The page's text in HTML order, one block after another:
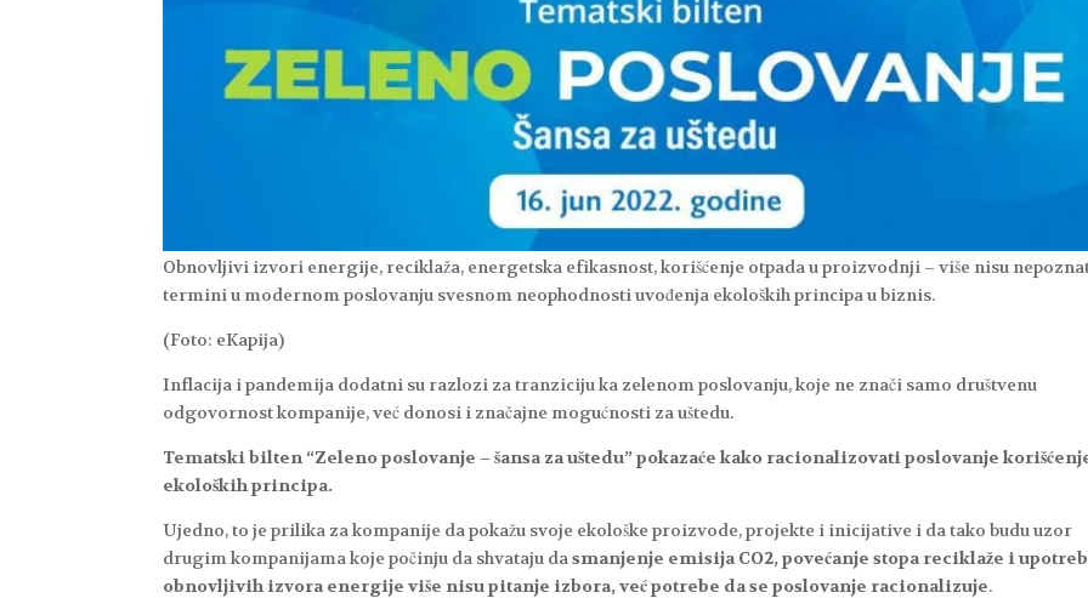
Obnovljivi izvori energije, reciklaža, energetska efikasnost, korišćenje otpada u proizvodnji – više nisu
termini u modernom poslovanju svesnom neophodnosti uvođenja ekoloških principa u biznis.
(Foto: eKapija)
Inflacija i pandemija dodatni su razlozi za tranziciju ka zelenom poslovanju, koje ne znači samo društvenu
odgovornost kompanije, već donosi i značajne mogućnosti za uštedu.
Tematski bilten “Zeleno poslovanje – šansa za uštedu” pokazaće kako racionalizovati poslovanje
ekoloških principa.
Ujedno, to je prilika za kompanije da pokažu svoje ekološke proizvode, projekte i inicijative i da tako budu uzor
drugim kompanijama koje počinju da shvataju dasmanjenje emisija CO2, povećanje stopa reciklaže i
obnovljivih izvora energije više nisu pitanje izbora, već potrebe da se poslovanje racionalizuje.